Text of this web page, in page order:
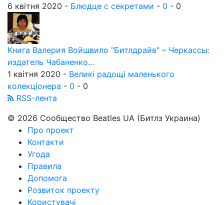
6 квітня 2020 - Блюдце с секретами - 0 - 0
Книга Валерия Войшвило "Битлдрайв" – Черкассы:
издатель Чабаненко...
1 квітня 2020 - Великі радощі маленького
колекціонера - 0 - 0
RSS-лента
© 2026 Сообщество Beatles UA (Битлз Украина)
Про проект
Контакти
Угода
Правила
Допомога
Розвиток проекту
Користувачі